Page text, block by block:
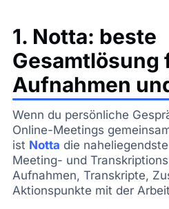
1. Notta: beste
Gesamtlösung
Aufnahmen
Wenn du persönliche
Online-Meetings
ist Notta die
Meeting- und
Aufnahmen, Transkripte,
Aktionspunkte mit der